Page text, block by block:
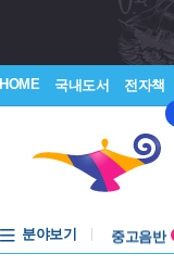
HOME 국내도서 전자책
분야보기
중고음반